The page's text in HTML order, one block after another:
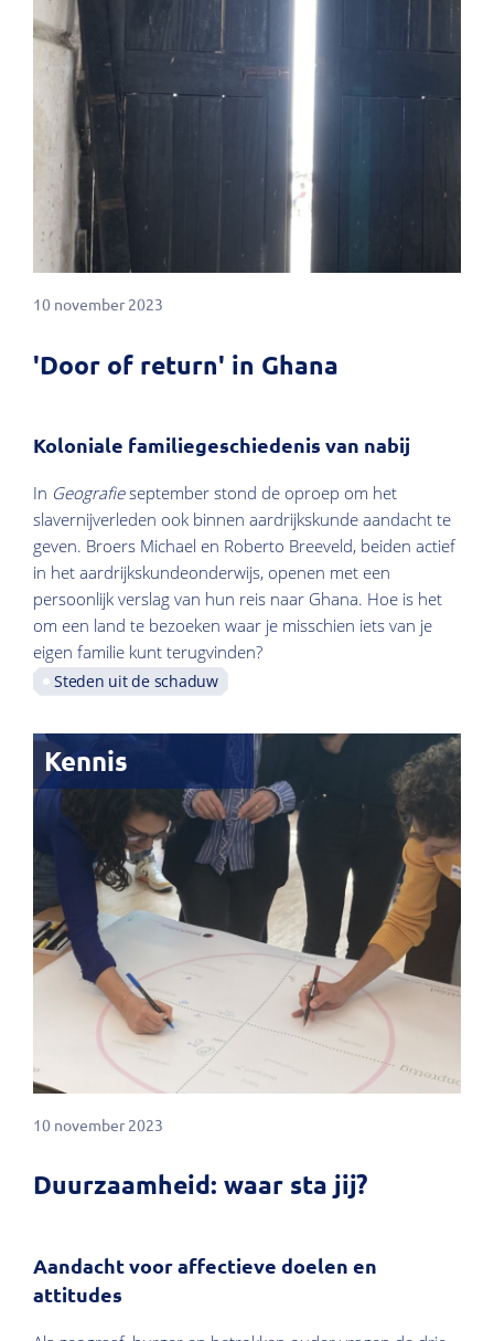
10 november 2023
'Door of return' in Ghana
Koloniale familiegeschiedenis van nabij
In Geografieseptember stond de oproep om het
slavernijverleden ook binnen aardrijkskunde aandacht te
geven. Broers Michael en Roberto Breeveld, beiden actief
in het aardrijkskundeonderwijs, openen met een
persoonlijk verslag van hun reis naar Ghana. Hoe is het
om een land te bezoeken waar je misschien iets van je
eigen familie kunt terugvinden?
Steden uit de schaduw
Kennis
10 november 2023
Duurzaamheid: waar sta jij?
Aandacht voor affectieve doelen en
attitudes